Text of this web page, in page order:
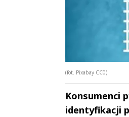
(fot. Pixabay CC0)
Konsumenci
identyfikacji